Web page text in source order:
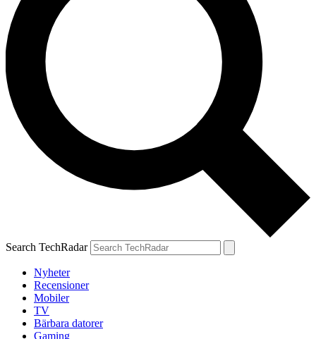
Search TechRadar
Nyheter
Recensioner
Mobiler
TV
Bärbara datorer
Gaming